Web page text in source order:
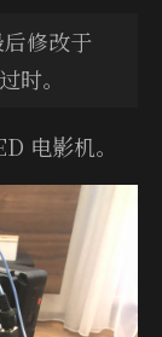
修改于
时。
电影机。